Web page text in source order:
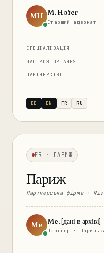
MH M. Hofer
Старший адвокат
СПЕЦІАЛІЗАЦІЯ
ЧАС РОЗГОРТАННЯ
ПАРТНЕРСТВО
DE EN FR RU
FR · ПАРИЖ
Париж
Партнерська фірма ·
Me Me. [дані в архіві]
Партнер ·